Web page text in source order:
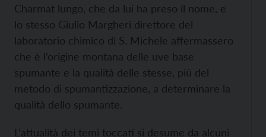
Charmat lungo, che da lui ha preso il nome, e
lo stesso Giulio Margheri direttore del
laboratorio chimico di S. Michele affermassero
che è l’origine montana delle uve base
spumante e la qualità delle stesse, più del
metodo di spumantizzazione, a determinare la
qualità dello spumante.
L’attualità dei temi toccati si desume da alcuni